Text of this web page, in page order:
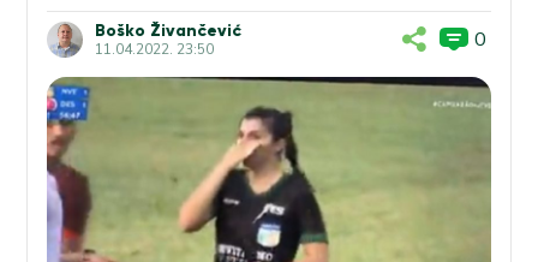
Boško Živančević
11.04.2022. 23:50 0